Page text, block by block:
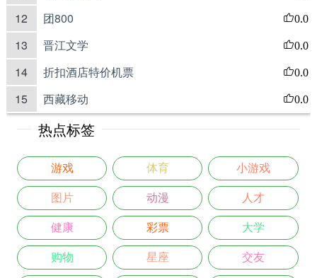
12 团800 0.0
13 晋江文学 0.0
14 折扣酒店特价机票 0.0
15 西藏移动 0.0
热点标签
游戏 体育 小游戏
图片 动漫 人才
健康 彩票 大学
购物 星座 交友